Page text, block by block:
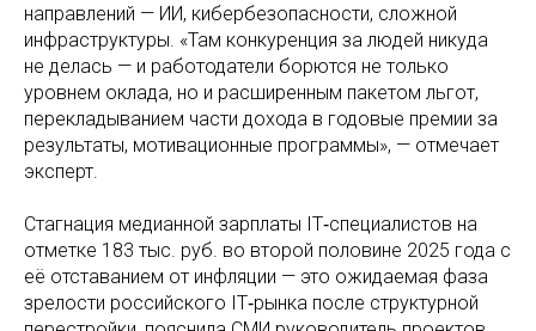
направлений — ИИ, кибербезопасности, сложной
инфраструктуры. «Там конкуренция за людей никуда
не делась — и работодатели борются не только
уровнем оклада, но и расширенным пакетом льгот,
перекладыванием части дохода в годовые премии за
результаты, мотивационные программы», — отмечает
эксперт.
Стагнация медианной зарплаты IT‑специалистов на
отметке 183 тыс. руб. во второй половине 2025 года с
её отставанием от инфляции — это ожидаемая фаза
зрелости российского IT‑рынка после структурной